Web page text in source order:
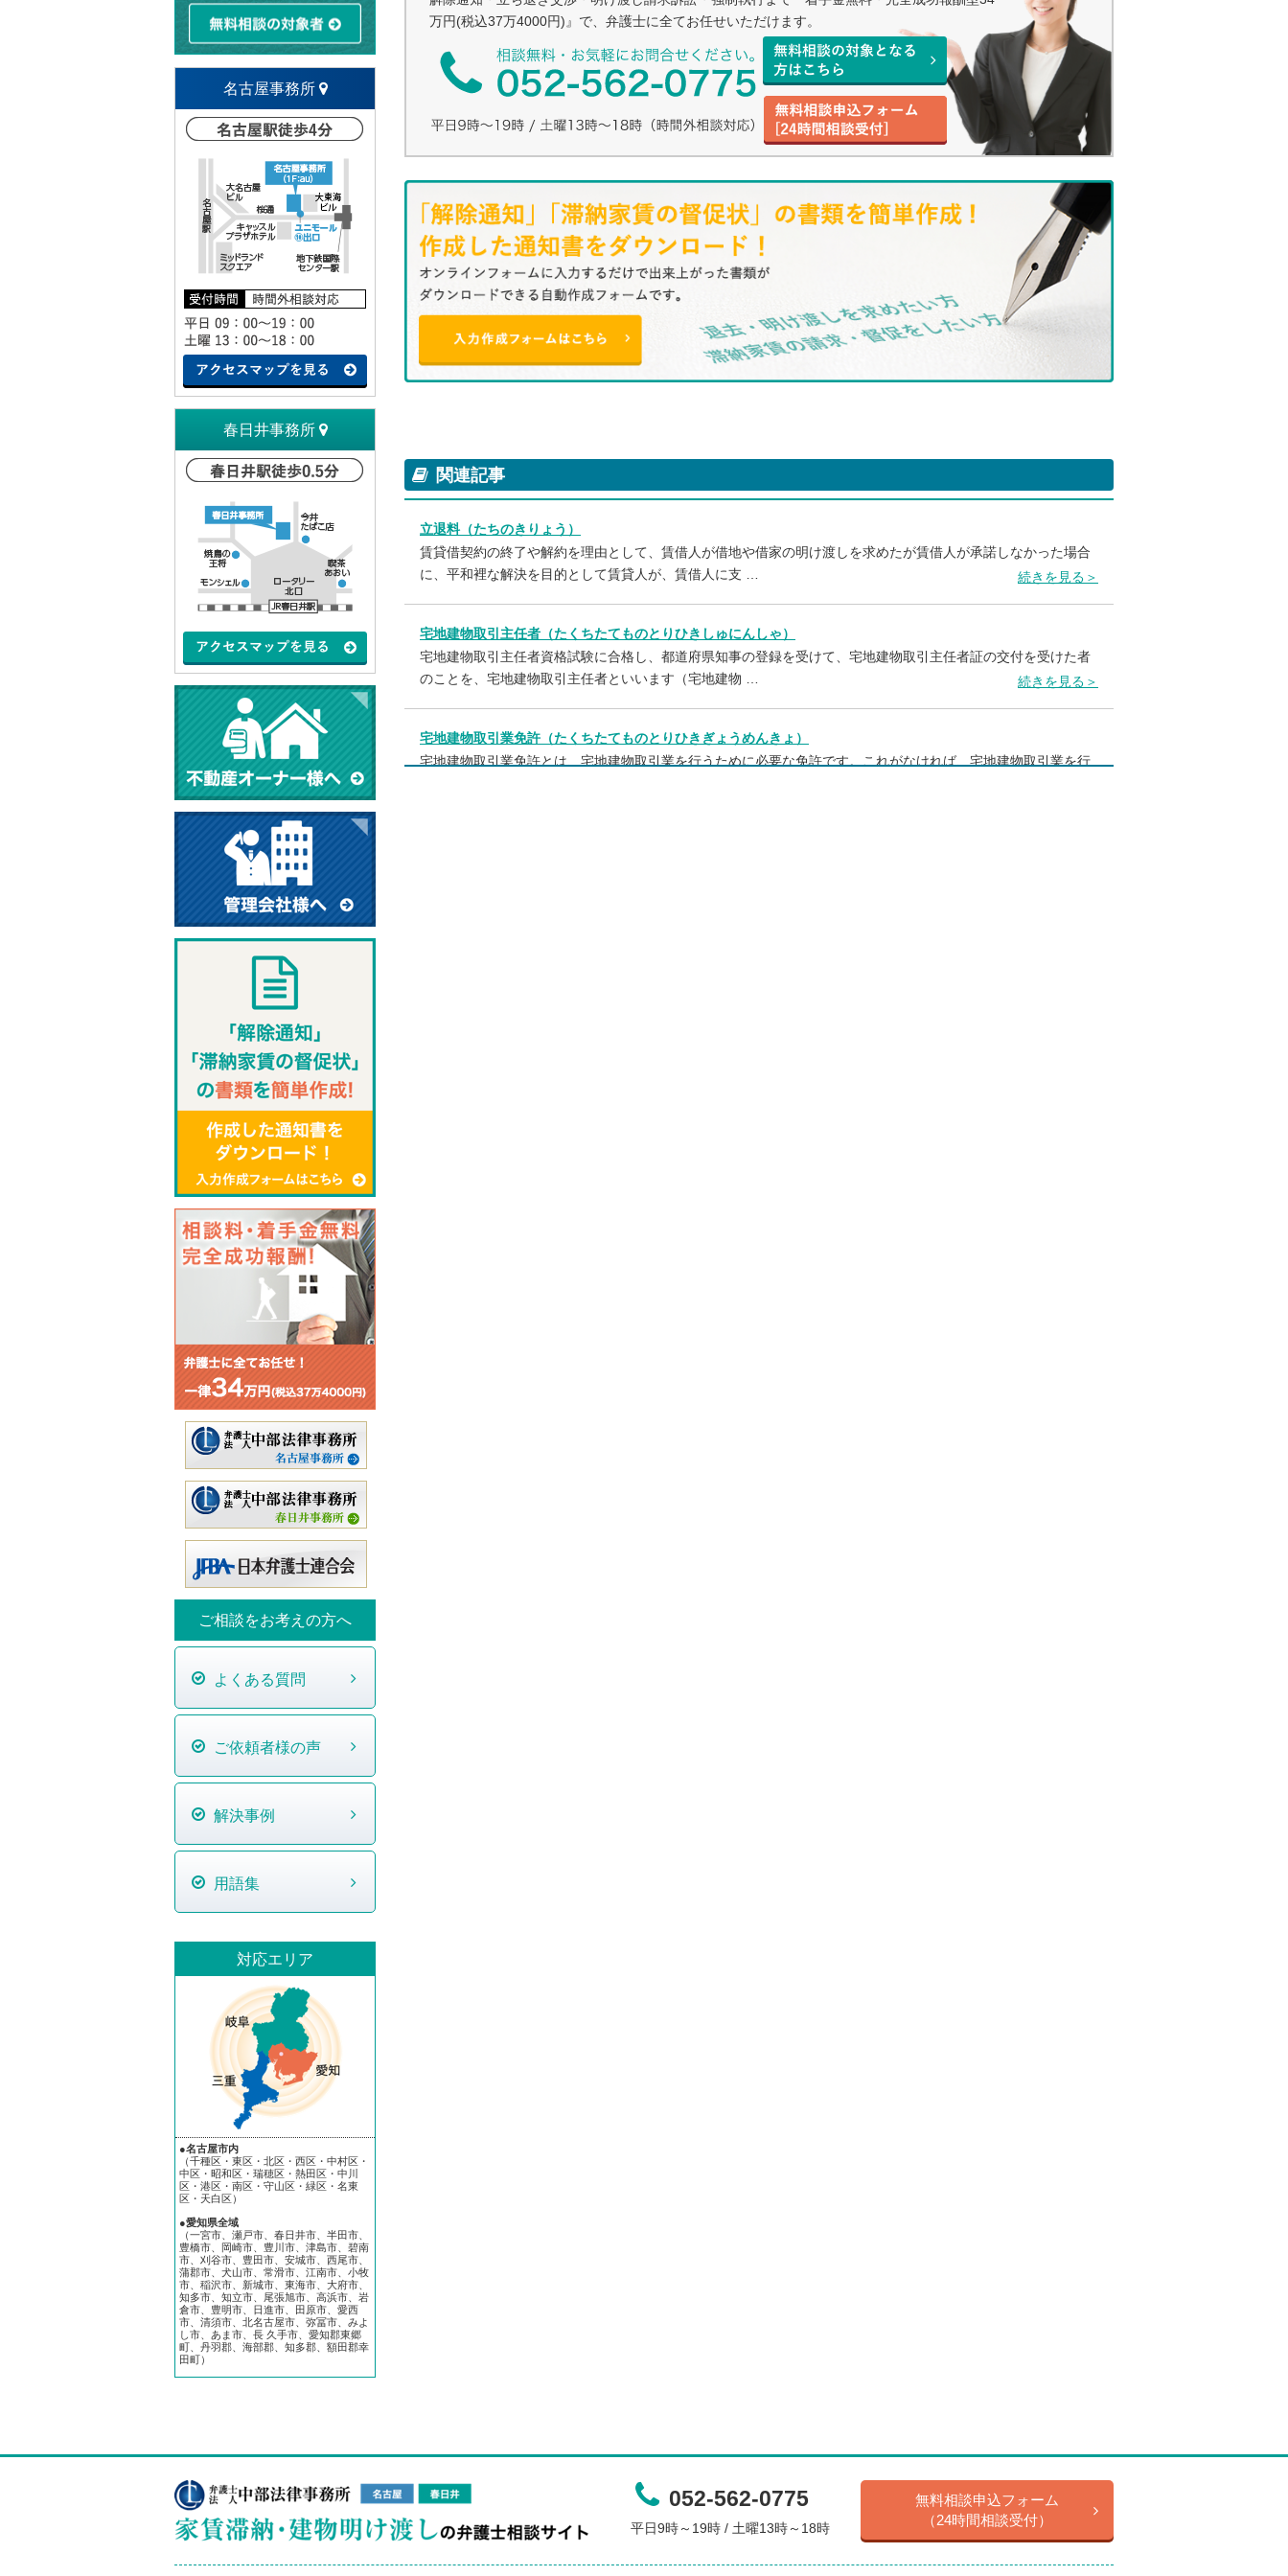
万円(税込37万4000円)』で、弁護士に全てお任せいただけます。
関連記事
立退料（たちのきりょう）
賃貸借契約の終了や解約を理由として、賃借人が借地や借家の明け渡しを求めたが賃借人が承諾しなかった場合
に、平和裡な解決を目的として賃貸人が、賃借人に支 …
続きを見る＞
宅地建物取引主任者（たくちたてものとりひきしゅにんしゃ）
宅地建物取引主任者資格試験に合格し、都道府県知事の登録を受けて、宅地建物取引主任者証の交付を受けた者
のことを、宅地建物取引主任者といいます（宅地建物 …
続きを見る＞
宅地建物取引業免許（たくちたてものとりひきぎょうめんきょ）
宅地建物取引業免許とは、宅地建物取引業を行うために必要な免許です。これがなければ、宅地建物取引業を行
名古屋事務所
春日井事務所
ご相談をお考えの方へ
よくある質問
ご依頼者様の声
解決事例
用語集
対応エリア
●名古屋市内
（千種区・東区・北区・西区・中村区・
中区・昭和区・瑞穂区・熱田区・中川
区・港区・南区・守山区・緑区・名東
区・天白区）
●愛知県全域
（一宮市、瀬戸市、春日井市、半田市、
豊橋市、岡崎市、豊川市、津島市、碧南
市、刈谷市、豊田市、安城市、西尾市、
蒲郡市、犬山市、常滑市、江南市、小牧
市、稲沢市、新城市、東海市、大府市、
知多市、知立市、尾張旭市、高浜市、岩
倉市、豊明市、日進市、田原市、愛西
市、清須市、北名古屋市、弥冨市、みよ
し市、あま市、長 久手市、愛知郡東郷
町、丹羽郡、海部郡、知多郡、額田郡幸
田町）
052-562-0775
平日9時～19時 / 土曜13時～18時
無料相談申込フォーム
（24時間相談受付）